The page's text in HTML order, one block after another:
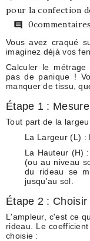
pour la confection
 0commentaires
Vous avez craqué
imaginez déjà vos
Calculer le métrage
pas de panique !
manquer de tissu,
Étape 1 :
Tout part de la
La Largeur (L) :
La Hauteur (H) :
(ou au niveau
du rideau se
jusqu'au sol.
Étape 2 :
L'ampleur, c'est ce
rideau. Le
choisie :